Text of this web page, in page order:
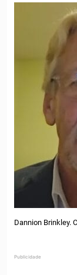
Dannion Brinkley.